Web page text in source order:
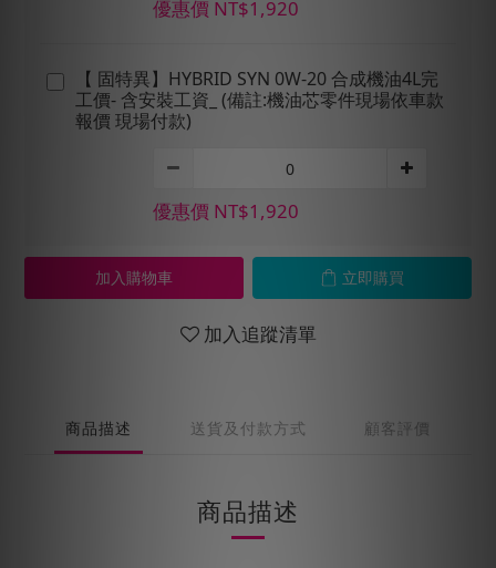
優惠價 NT$1,920
【 固特異】HYBRID SYN 0W-20 合成機油4L完
工價- 含安裝工資_ (備註:機油芯零件現場依車款
報價 現場付款)
優惠價 NT$1,920
加入購物車 立即購買
加入追蹤清單
商品描述 送貨及付款方式 顧客評價
商品描述